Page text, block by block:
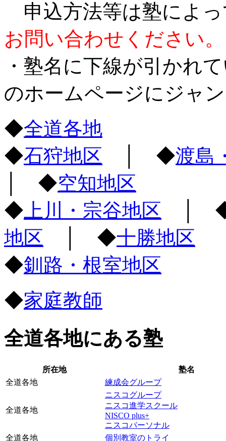
申込方法等は塾によ
お問い合わせください。
・塾名に下線が引かれ
のホームページにジャ
◆全道各地
◆石狩地区 │ ◆渡島
│ ◆空知地区
◆ 上川・宗谷地区 │
地区 │ ◆十勝地区
◆釧路・根室地区
◆家庭教師
全道各地にある塾
所在地
塾名
全道各地
練成会グループ
全道各地
ニスコグループ
ニスコ進学スクール
NISCO plus+
ニスコパーソナル
全道各地
個別教室のトライ